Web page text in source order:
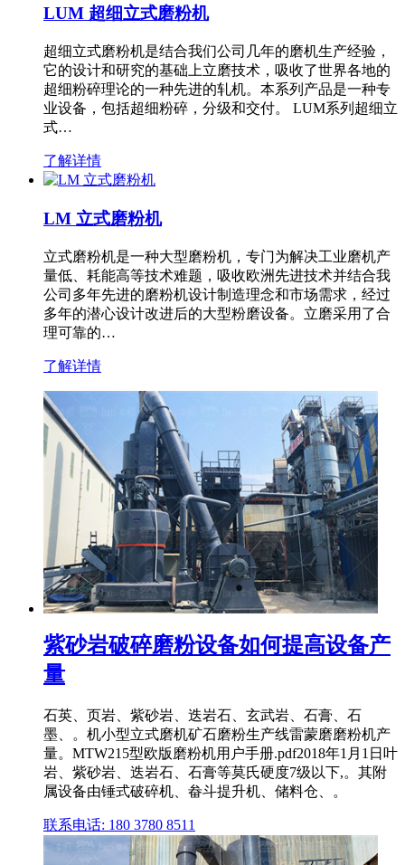
LUM 超细立式磨粉机
超细立式磨粉机是结合我们公司几年的磨机生产经验，
它的设计和研究的基础上立磨技术，吸收了世界各地的
超细粉碎理论的一种先进的轧机。本系列产品是一种专
业设备，包括超细粉碎，分级和交付。 LUM系列超细立
式…
了解详情
LM 立式磨粉机
立式磨粉机是一种大型磨粉机，专门为解决工业磨机产
量低、耗能高等技术难题，吸收欧洲先进技术并结合我
公司多年先进的磨粉机设计制造理念和市场需求，经过
多年的潜心设计改进后的大型粉磨设备。立磨采用了合
理可靠的…
了解详情
紫砂岩破碎磨粉设备如何提高设备产
量
石英、页岩、紫砂岩、迭岩石、玄武岩、石膏、石
墨、。机小型立式磨机矿石磨粉生产线雷蒙磨磨粉机产
量。MTW215型欧版磨粉机用户手册.pdf2018年1月1日叶
岩、紫砂岩、迭岩石、石膏等莫氏硬度7级以下,。其附
属设备由锤式破碎机、畚斗提升机、储料仓、。
联系电话: 180 3780 8511